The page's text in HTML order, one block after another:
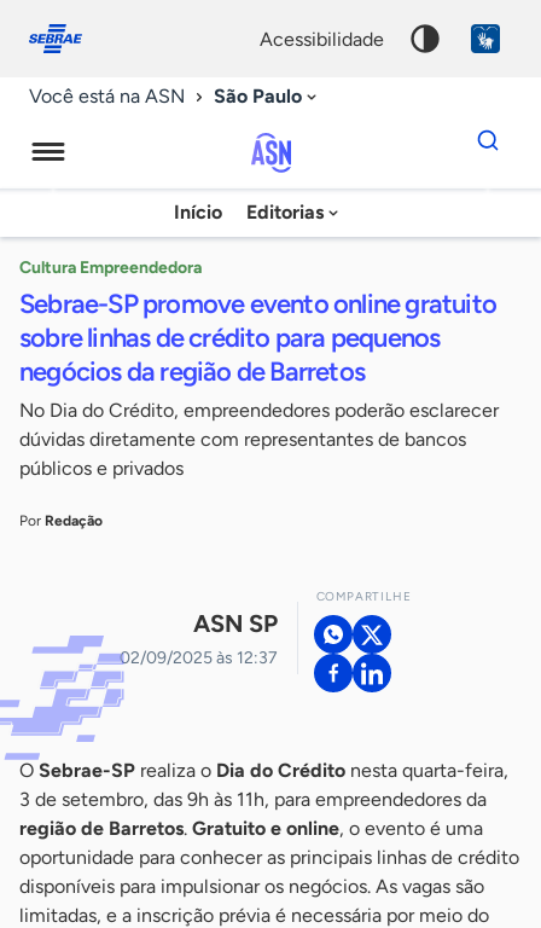
conosco
acessibilidade
Você está na ASN São Paulo
Agência
Sebrae
Notícias
Início Editorias
Dados
para
chave
Cultura Empreendedora
Sebrae-SP promove evento online gratuito
sobre linhas de crédito para pequenos
negócios da região de Barretos
No Dia do Crédito, empreendedores poderão esclarecer
dúvidas diretamente com representantes de bancos
públicos e privados
Por Redação
ASN SP
02/09/2025 às 12:37
COMPARTILHE
O Sebrae-SP realiza o Dia do Crédito nesta quarta-feira,
3 de setembro, das 9h às 11h, para empreendedores da
região de Barretos. Gratuito e online, o evento é uma
oportunidade para conhecer as principais linhas de crédito
disponíveis para impulsionar os negócios. As vagas são
limitadas, e a inscrição prévia é necessária por meio do